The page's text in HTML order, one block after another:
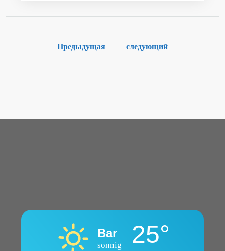
Предыдущая следующий
Bar
sonnig 25°